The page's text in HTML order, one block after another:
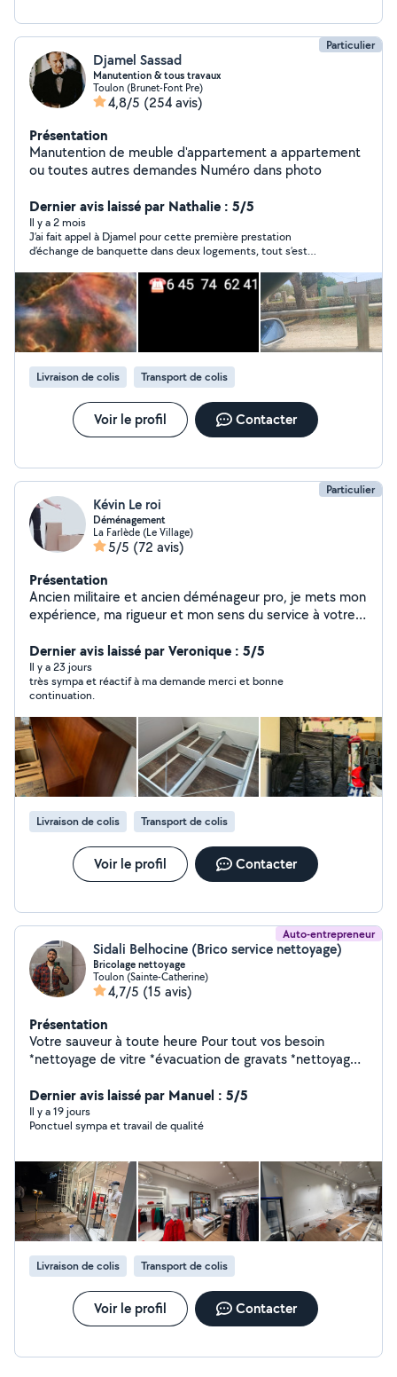
Particulier
Djamel Sassad
Manutention & tous travaux
Toulon (Brunet-Font Pre)
4,8/5 (254 avis)
Présentation
Manutention de meuble d'appartement a appartement
ou toutes autres demandes Numéro dans photo
Dernier avis laissé par Nathalie : 5/5
Il y a 2 mois
J’ai fait appel à Djamel pour cette première prestation
d’échange de banquette dans deux logements, tout s’est
efficace et rapide. Je le recommande ! À bientôt Djamel,
Nathalie. J’étais dans l’urgence et Djamel a répondu
efficacement et a pu se déplacer rapidement avec son camion.
Livraison de colis Transport de colis
Voir le profil Contacter
Particulier
Kévin Le roi
Déménagement
La Farlède (Le Village)
5/5 (72 avis)
Présentation
Ancien militaire et ancien déménageur pro, je mets mon
expérience, ma rigueur et mon sens du service à votre
manutentions. Sérieux, efficace et à l'écoute, je vous
aide à vivre ce moment en toute sérénité. Travail soigné
Relation de confiance Ponctualité et efficacité
Dernier avis laissé par Veronique : 5/5
Il y a 23 jours
très sympa et réactif à ma demande merci et bonne
continuation.
Livraison de colis Transport de colis
Voir le profil Contacter
Auto-entrepreneur
Sidali Belhocine (Brico service nettoyage)
Bricolage nettoyage
Toulon (Sainte-Catherine)
4,7/5 (15 avis)
Présentation
Votre sauveur à toute heure Pour tout vos besoin
*nettoyage de vitre *évacuation de gravats *nettoyage
*montage de meubles / petit bricolage Pro rapide et
Dernier avis laissé par Manuel : 5/5
Il y a 19 jours
Ponctuel sympa et travail de qualité
Livraison de colis Transport de colis
Voir le profil Contacter